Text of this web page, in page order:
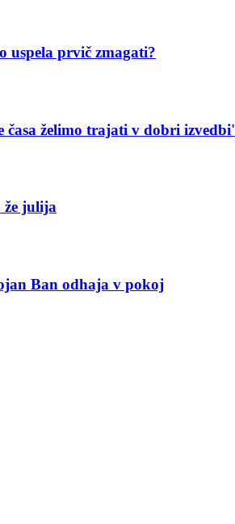
uspela prvič zmagati?
časa želimo trajati v dobri izvedbi'
že julija
Ban odhaja v pokoj